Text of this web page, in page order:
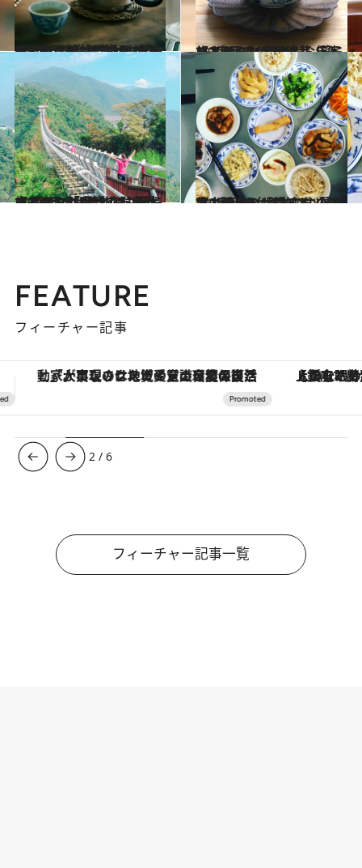
2022.10.2
【2度目の台湾旅は、暮らすように】 台湾女性の常識。生理前、最中は 冷たいものは絶対に摂らない
旅＆お出かけ 2022.9.29
【2度目の台湾旅は、暮らすように】 若者もお年寄りもみんな大好き、 レトロスイーツと台湾茶
旅＆お出かけ
2022.9.25
【2度目の台湾旅は、暮らすように】 台北在住青木由香さん「実は山だらけ ハイキングがとても身近です」
旅＆お出かけ 2022.9.22
【2度目の台湾旅は、暮らすように】 台北在住の青木由香さんが愛する 小菜、粉もの、フルーツ
旅＆お出かけ
FEATURE
フィーチャー記事
【銀座で出合う最旬美容】美髪ケアや上質な眠り…セルフケアのアップデートから、特別な名入れギフトまで。大人のための「ReFa GINZA」クルーズ 【夏限定ディナーコース】旬を
3 /6
フィーチャー記事一覧